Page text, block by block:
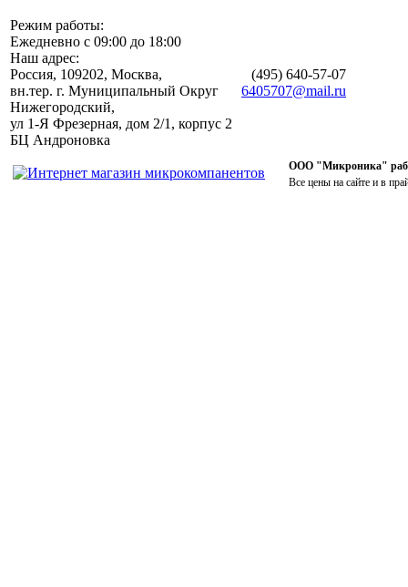
Режим работы:
Ежедневно с 09:00 до 18:00
Наш адрес:
Россия, 109202, Москва,
вн.тер. г. Муниципальный Округ
Нижегородский,
ул 1-Я Фрезерная, дом 2/1, корпус 2
БЦ Андроновка
(495) 640-57-07
6405707@mail.ru
ООО "Микроника"
Все цены на сайте и в